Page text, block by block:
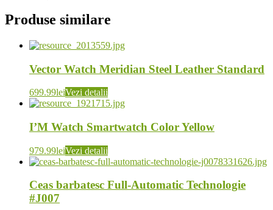
Produse similare
Vector Watch Meridian Steel Leather Standard
699.99leiVezi detalii
I’M Watch Smartwatch Color Yellow
979.99leiVezi detalii
Ceas barbatesc Full-Automatic Technologie
#J007